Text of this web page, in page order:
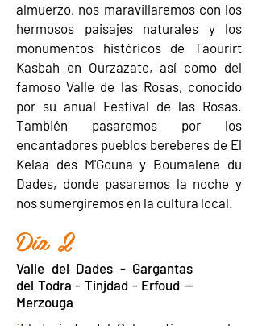
almuerzo, nos maravillaremos con los
hermosos paisajes naturales y los
monumentos históricos de Taourirt
Kasbah en Ourzazate, así como del
famoso Valle de las Rosas, conocido
por su anual Festival de las Rosas.
También pasaremos por los
encantadores pueblos bereberes de El
Kelaa des M'Gouna y Boumalene du
Dades, donde pasaremos la noche y
nos sumergiremos en la cultura local.
Día 2
Valle del Dades - Gargantas
del Todra - Tinjdad - Erfoud —
Merzouga